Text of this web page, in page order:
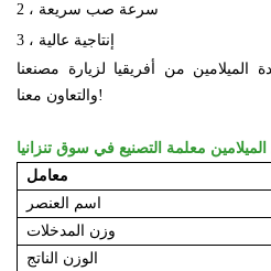
2 ، سرعة صب سريعة
3 ، إنتاجية عالية
من أفريقيا لزيارة مصنعنا
والتعاون معنا!
معلمة التصنيع في سوق تنزانيا
معامل
اسم العنصر
وزن المدخلات
الوزن الناتج